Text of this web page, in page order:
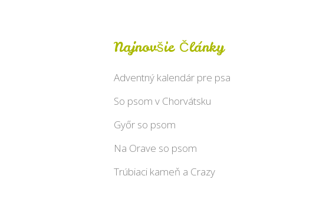
Najnovšie Články
Adventný kalendár pre psa
So psom v Chorvátsku
Győr so psom
Na Orave so psom
Trúbiaci kameň a Crazy